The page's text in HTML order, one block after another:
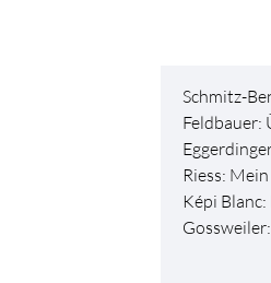
Schmitz-
Feldbauer:
Riess:
Képi